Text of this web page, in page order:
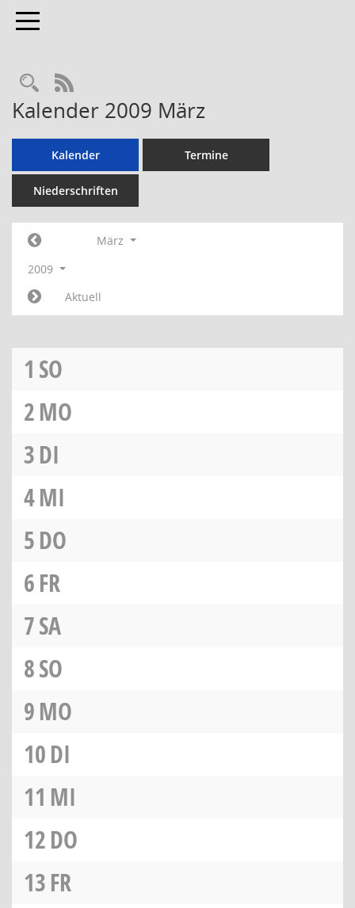
Toggle navigation
RSS-Feed
Kalender 2009 März
Kalender Termine
Niederschriften
März
2009
Aktuell
1 SO
2MO
3DI
4MI
5DO
6FR
7SA
8SO
9MO
10DI
11 MI
12DO
13FR